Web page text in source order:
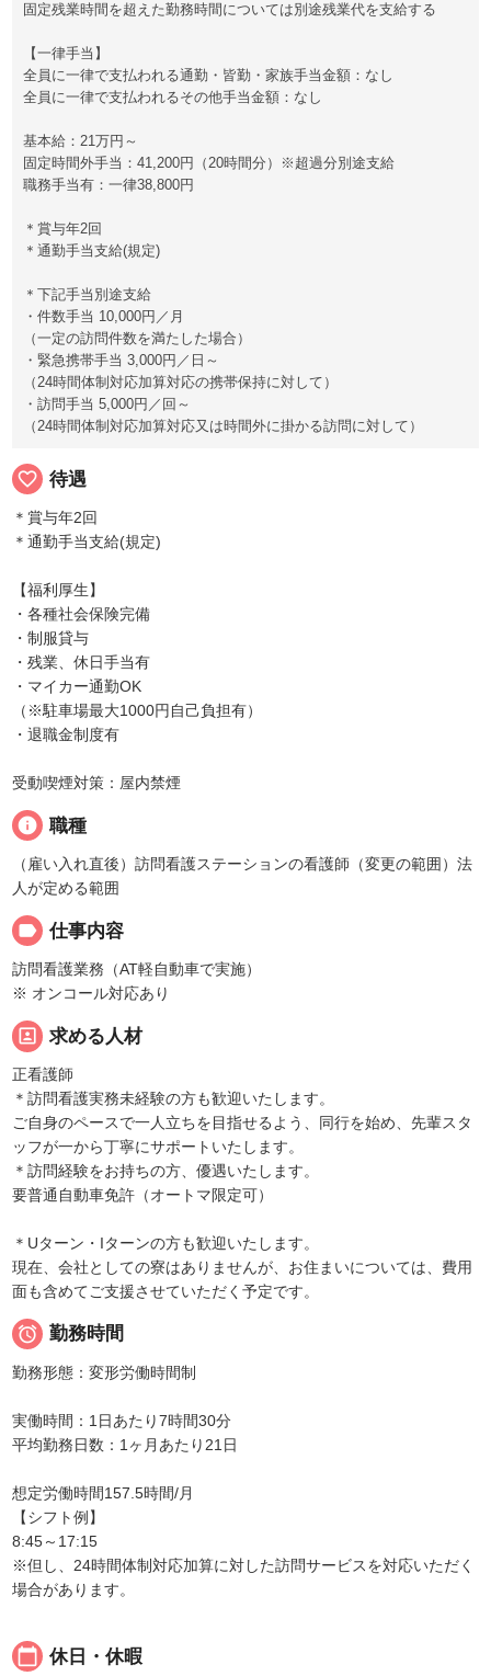
固定残業時間を超えた勤務時間については別途残業代を支給する
【一律手当】
全員に一律で支払われる通勤・皆勤・家族手当金額：なし
全員に一律で支払われるその他手当金額：なし
基本給：21万円～
固定時間外手当：41,200円（20時間分）※超過分別途支給
職務手当有：一律38,800円
＊賞与年2回
＊通勤手当支給(規定)
＊下記手当別途支給
・件数手当 10,000円／月
（一定の訪問件数を満たした場合）
・緊急携帯手当 3,000円／日～
（24時間体制対応加算対応の携帯保持に対して）
・訪問手当 5,000円／回～
（24時間体制対応加算対応又は時間外に掛かる訪問に対して）
favorite_border 待遇
＊賞与年2回
＊通勤手当支給(規定)
【福利厚生】
・各種社会保険完備
・制服貸与
・残業、休日手当有
・マイカー通勤OK
（※駐車場最大1000円自己負担有）
・退職金制度有
受動喫煙対策：屋内禁煙
info 職種
（雇い入れ直後）訪問看護ステーションの看護師（変更の範囲）法
人が定める範囲
label 仕事内容
訪問看護業務（AT軽自動車で実施）
※ オンコール対応あり
portrait 求める人材
正看護師
＊訪問看護実務未経験の方も歓迎いたします。
ご自身のペースで一人立ちを目指せるよう、同行を始め、先輩スタ
ッフが一から丁寧にサポートいたします。
＊訪問経験をお持ちの方、優遇いたします。
要普通自動車免許（オートマ限定可）
＊Uターン・Iターンの方も歓迎いたします。
現在、会社としての寮はありませんが、お住まいについては、費用
面も含めてご支援させていただく予定です。
 勤務時間
勤務形態：変形労働時間制
実働時間：1日あたり7時間30分
平均勤務日数：1ヶ月あたり21日
想定労働時間157.5時間/月
【シフト例】
8:45～17:15
※但し、24時間体制対応加算に対した訪問サービスを対応いただく
場合があります。
calendar_today 休日・休暇